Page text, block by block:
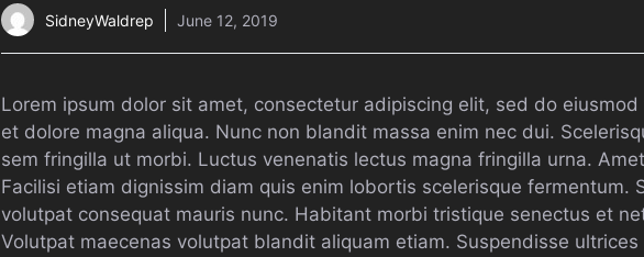
SidneyWaldrep June 12, 2019
Lorem ipsum dolor sit amet, consectetur adipiscing elit, sed do
et dolore magna aliqua. Nunc non blandit massa enim nec dui.
sem fringilla ut morbi. Luctus venenatis lectus magna fringilla urna.
Facilisi etiam dignissim diam quis enim lobortis scelerisque fermentum.
volutpat consequat mauris nunc. Habitant morbi tristique senectus et
Volutpat maecenas volutpat blandit aliquam etiam. Suspendisse